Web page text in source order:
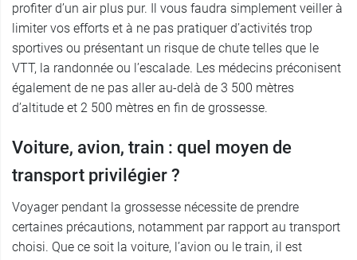
profiter d’un air plus pur. Il vous faudra simplement veiller à
limiter vos efforts et à ne pas pratiquer d’activités trop
sportives ou présentant un risque de chute telles que le
VTT, la randonnée ou l’escalade. Les médecins préconisent
également de ne pas aller au-delà de 3 500 mètres
d’altitude et 2 500 mètres en fin de grossesse.
Voiture, avion, train : quel moyen de
transport privilégier ?
Voyager pendant la grossesse nécessite de prendre
certaines précautions, notamment par rapport au transport
choisi. Que ce soit la voiture, l’avion ou le train, il est